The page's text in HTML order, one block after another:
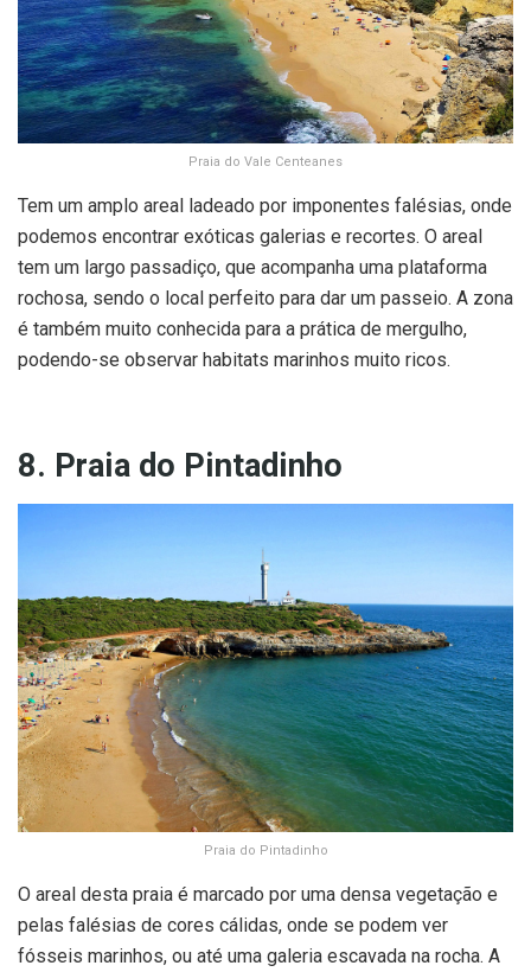
Praia do Vale Centeanes
Tem um amplo areal ladeado por imponentes falésias, onde
podemos encontrar exóticas galerias e recortes. O areal
tem um largo passadiço, que acompanha uma plataforma
rochosa, sendo o local perfeito para dar um passeio. A zona
é também muito conhecida para a prática de mergulho,
podendo-se observar habitats marinhos muito ricos.
8. Praia do Pintadinho
Praia do Pintadinho
O areal desta praia é marcado por uma densa vegetação e
pelas falésias de cores cálidas, onde se podem ver
fósseis marinhos, ou até uma galeria escavada na rocha. A